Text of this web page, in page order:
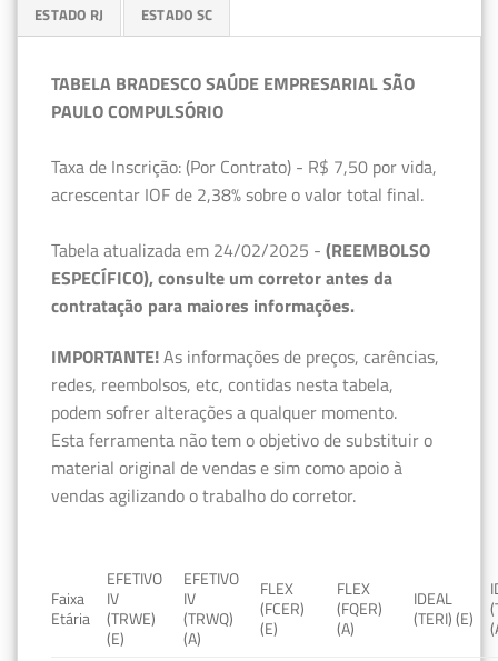
ESTADO RJ ESTADO SC
TABELA BRADESCO SAÚDE EMPRESARIAL SÃO
PAULO COMPULSÓRIO
Taxa de Inscrição: (Por Contrato) - R$ 7,50 por vida,
acrescentar IOF de 2,38% sobre o valor total final.
Tabela atualizada em 24/02/2025 - (REEMBOLSO
ESPECÍFICO), consulte um corretor antes da
contratação para maiores informações.
IMPORTANTE!As informações de preços, carências,
redes, reembolsos, etc, contidas nesta tabela,
podem sofrer alterações a qualquer momento.
Esta ferramenta não tem o objetivo de substituir o
material original de vendas e sim como apoio à
vendas agilizando o trabalho do corretor.
Faixa
Etária
EFETIVO
IV
(TRWE)
(E)
EFETIVO
IV
(TRWQ)
(A)
FLEX
(FCER)
(E)
FLEX
(FQER)
(A)
IDEAL
(TERI) (E)